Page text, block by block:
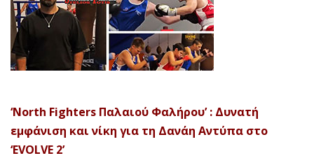
‘North Fighters Παλαιού Φαλήρου’ : Δυνατή
εμφάνιση και νίκη για τη Δανάη Αντύπα στο
‘EVOLVE 2’